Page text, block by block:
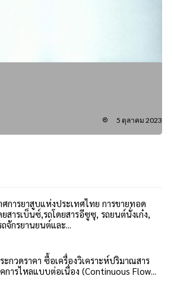
5 ตุลาคม 2023
การยาสูบแห่งประเทศไทย การขายทอด
ยสารเบ็นซ์,รถโดยสารอีซูซุ, รถยนต์นั่งเก๋ง,
จักรยานยนต์และ...
ะกวดราคา ซื้อเครื่องวิเคราะห์ปริมาณสาร
การไหลแบบต่อเนื่อง (Continuous Flow...